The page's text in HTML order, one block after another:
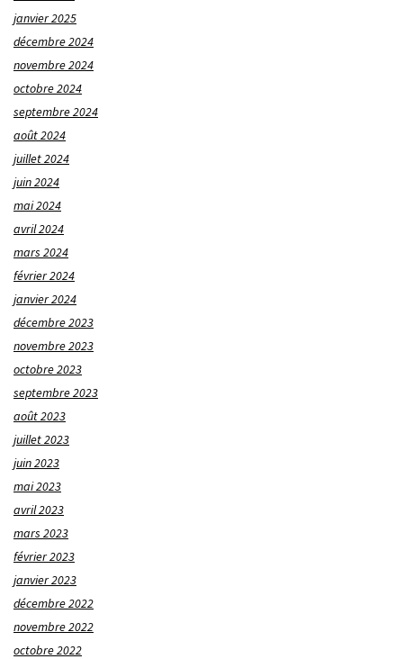
janvier 2025
décembre 2024
novembre 2024
octobre 2024
septembre 2024
août 2024
juillet 2024
juin 2024
mai 2024
avril 2024
mars 2024
février 2024
janvier 2024
décembre 2023
novembre 2023
octobre 2023
septembre 2023
août 2023
juillet 2023
juin 2023
mai 2023
avril 2023
mars 2023
février 2023
janvier 2023
décembre 2022
novembre 2022
octobre 2022